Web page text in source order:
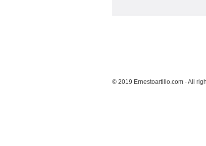
© 2019 Ernestoartillo.com - All